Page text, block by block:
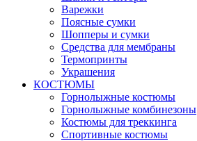
Варежки
Поясные сумки
Шопперы и сумки
Средства для мембраны
Термопринты
Украшения
КОСТЮМЫ
Горнолыжные костюмы
Горнолыжные комбинезоны
Костюмы для треккинга
Спортивные костюмы